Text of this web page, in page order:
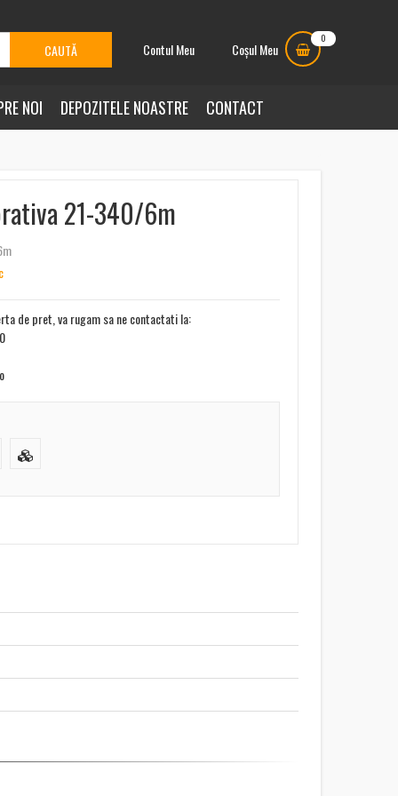
Contul Meu Coșul Meu
0
NOI DEPOZITELE NOASTRE CONTACT
21-340/6m
de pret, va rugam sa ne contactati la: